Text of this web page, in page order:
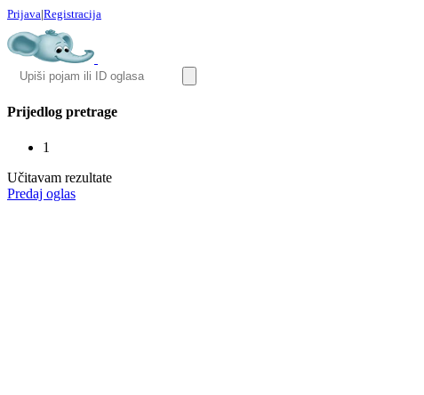
Prijava|Registracija
Prijedlog pretrage
1
Učitavam rezultate
Predaj oglas